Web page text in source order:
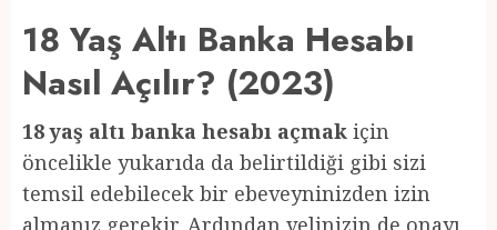
18 Yaş Altı Banka Hesabı
Nasıl Açılır? (2023)
18 yaş altı banka hesabı açmak için
öncelikle yukarıda da belirtildiği gibi sizi
temsil edebilecek bir ebeveyninizden izin
almanız gerekir. Ardından velinizin de onayı